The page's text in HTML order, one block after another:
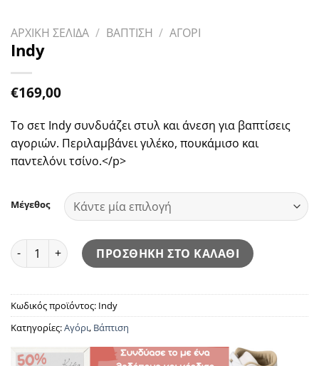
ΑΡΧΙΚΗ ΣΕΛΙΔΑ / ΒΑΠΤΙΣΗ / ΑΓΟΡΙ
Indy
€169,00
Το σετ Indy συνδυάζει στυλ και άνεση για βαπτίσεις
αγοριών. Περιλαμβάνει γιλέκο, πουκάμισο και
παντελόνι τσίνο.</p>
Μέγεθος
Indy ποσότητα ΠΡΟΣΘΗΚΗ ΣΤΟ ΚΑΛΑΘΙ
Κωδικός προϊόντος: Indy
Κατηγορίες:Αγόρι, Βάπτιση